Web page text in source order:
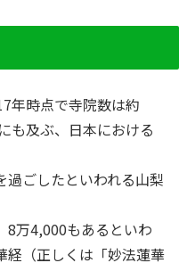
年時点で寺院数は約
も及ぶ、日本における
過ごしたといわれる山梨
8万4,000もあるといわ
経（正しくは「妙法蓮華